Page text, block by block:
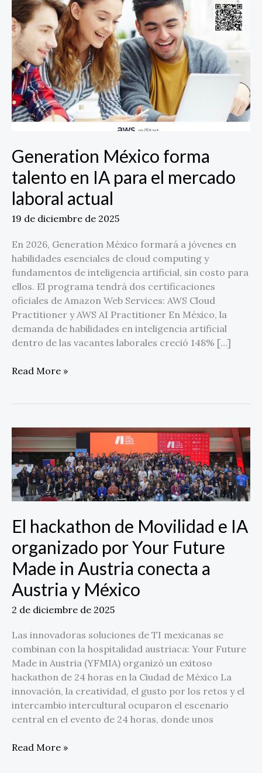
Generation México forma
talento en IA para el mercado
laboral actual
19 de diciembre de 2025
En 2026, Generation México formará a jóvenes en
habilidades esenciales de cloud computing y
fundamentos de inteligencia artificial, sin costo para
ellos. El programa tendrá dos certificaciones
oficiales de Amazon Web Services: AWS Cloud
Practitioner y AWS AI Practitioner En México, la
demanda de habilidades en inteligencia artificial
dentro de las vacantes laborales creció 148% […]
el
mercado
laboral
actual
Read More »
El hackathon de Movilidad e IA
organizado por Your Future
Made in Austria conecta a
Austria y México
2 de diciembre de 2025
Las innovadoras soluciones de TI mexicanas se
combinan con la hospitalidad austriaca: Your Future
Made in Austria (YFMIA) organizó un exitoso
hackathon de 24 horas en la Ciudad de México La
innovación, la creatividad, el gusto por los retos y el
intercambio intercultural ocuparon el escenario
central en el evento de 24 horas, donde unos
El
hackathon
de
Movilidad
e
IA
organizado
por
Your
Future
Made
in
conecta
a
Austria
y
México
Read More »